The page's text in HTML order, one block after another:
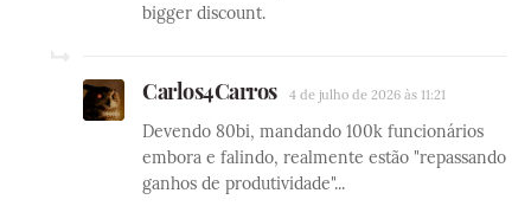
bigger discount.
Carlos4Carros 4 de julho de 2026 às 11:21
Devendo 80bi, mandando 100k funcionários
embora e falindo, realmente estão "repassando
ganhos de produtividade"...